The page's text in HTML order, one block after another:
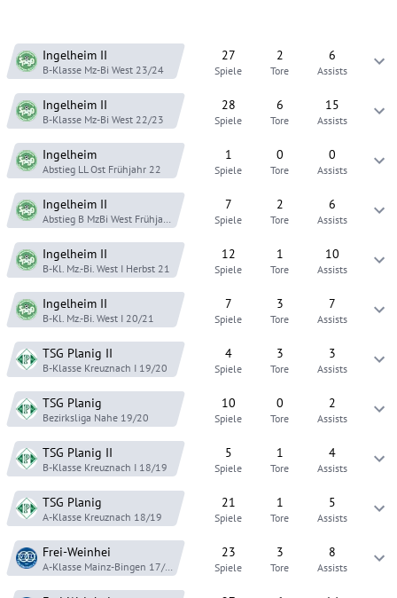
Ingelheim II
B-Klasse Mz-Bi West 23/24
27
Spiele
2
Tore
6
Assists
Ingelheim II
B-Klasse Mz-Bi West 22/23
28
Spiele
6
Tore
15
Assists
Ingelheim
Abstieg LL Ost Frühjahr 22
1
Spiele
0
Tore
0
Assists
Ingelheim II
Abstieg B MzBi West Frühjahr 22
7
Spiele
2
Tore
6
Assists
Ingelheim II
B-Kl. Mz.-Bi. West I Herbst 21
12
Spiele
1
Tore
10
Assists
Ingelheim II
B-Kl. Mz.-Bi. West I 20/21
7
Spiele
3
Tore
7
Assists
TSG Planig II
B-Klasse Kreuznach I 19/20
4
Spiele
3
Tore
3
Assists
TSG Planig
Bezirksliga Nahe 19/20
10
Spiele
0
Tore
2
Assists
TSG Planig II
B-Klasse Kreuznach I 18/19
5
Spiele
1
Tore
4
Assists
TSG Planig
A-Klasse Kreuznach 18/19
21
Spiele
1
Tore
5
Assists
Frei-Weinhei
A-Klasse Mainz-Bingen 17/18
23
Spiele
3
Tore
8
Assists